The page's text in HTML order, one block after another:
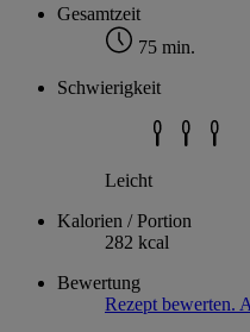
Gesamtzeit
75 min.
Schwierigkeit
Leicht
Kalorien / Portion
282 kcal
Bewertung
Rezept bewerten.